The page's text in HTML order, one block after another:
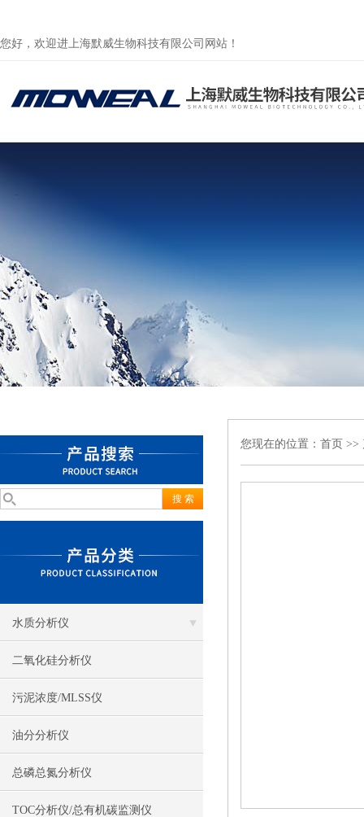
您好，欢迎进上海默威生物科技有限公司网站！
水质分析仪
二氧化硅分析仪
污泥浓度/MLSS仪
油分分析仪
总磷总氮分析仪
TOC分析仪/总有机碳监测仪
您现在的位置： 首页 >>